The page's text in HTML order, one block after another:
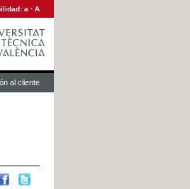
a · A
al cliente